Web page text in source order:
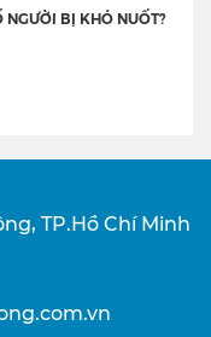
NGƯỜI BỊ KHÓ NUỐT?
TP.Hồ Chí Minh